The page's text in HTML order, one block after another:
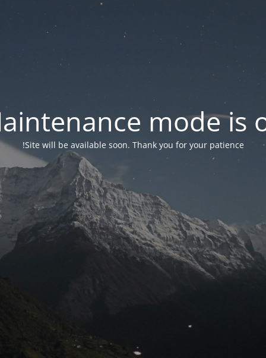
mode is
Site will be available soon. Thank you for your patience!